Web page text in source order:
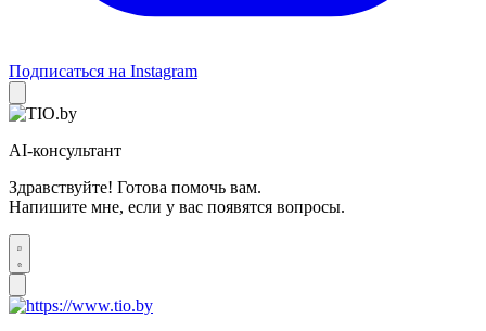
Подписаться на Instagram
AI-консультант
Здравствуйте! Готова помочь вам.
Напишите мне, если у вас появятся вопросы.